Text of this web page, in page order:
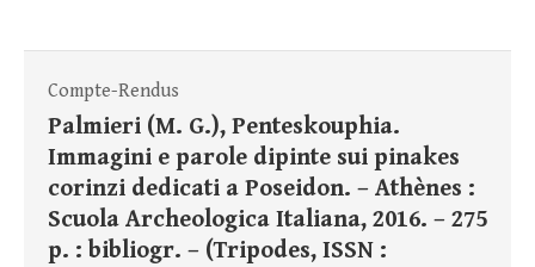
Compte-Rendus
Palmieri (M. G.), Penteskouphia.
Immagini e parole dipinte sui pinakes
corinzi dedicati a Poseidon. – Athènes :
Scuola Archeologica Italiana, 2016. – 275
p. : bibliogr. – (Tripodes, ISSN :